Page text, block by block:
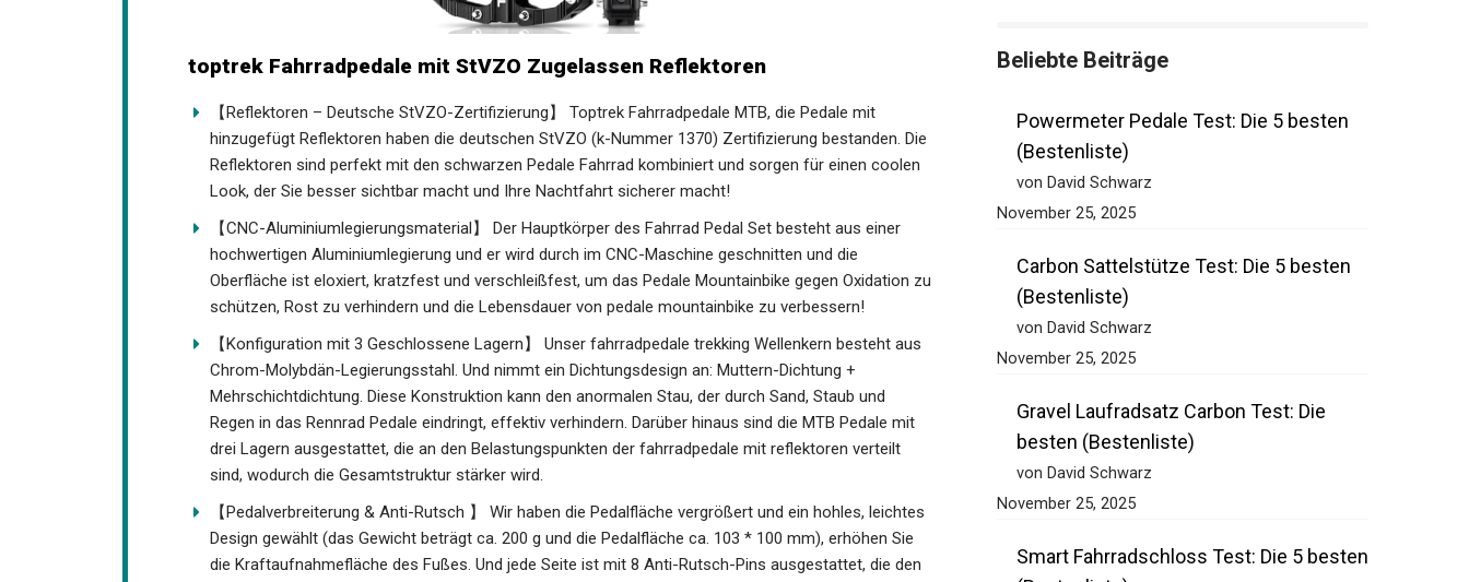
toptrek Fahrradpedale mit StVZO Zugelassen Reflektoren
【Reflektoren – Deutsche StVZO-Zertifizierung】 Toptrek Fahrradpedale MTB, die Pedale mit
hinzugefügt Reflektoren haben die deutschen StVZO (k-Nummer 1370) Zertifizierung bestanden.
Die Reflektoren sind perfekt mit den schwarzen Pedale Fahrrad kombiniert und sorgen für einen
coolen Look, der Sie besser sichtbar macht und Ihre Nachtfahrt sicherer macht!
【CNC-Aluminiumlegierungsmaterial】 Der Hauptkörper des Fahrrad Pedal Set besteht aus einer
hochwertigen Aluminiumlegierung und er wird durch im CNC-Maschine geschnitten und die
Oberfläche ist eloxiert, kratzfest und verschleißfest, um das Pedale Mountainbike gegen Oxidation
zu schützen, Rost zu verhindern und die Lebensdauer von pedale mountainbike zu verbessern!
【Konfiguration mit 3 Geschlossene Lagern】 Unser fahrradpedale trekking Wellenkern besteht
aus Chrom-Molybdän-Legierungsstahl. Und nimmt ein Dichtungsdesign an: Muttern-Dichtung +
Mehrschichtdichtung. Diese Konstruktion kann den anormalen Stau, der durch Sand, Staub und
Regen in das Rennrad Pedale eindringt, effektiv verhindern. Darüber hinaus sind die MTB Pedale mit
drei Lagern ausgestattet, die an den Belastungspunkten der fahrradpedale mit reflektoren verteilt
sind, wodurch die Gesamtstruktur stärker wird.
【Pedalverbreiterung & Anti-Rutsch 】 Wir haben die Pedalfläche vergrößert und ein hohles,
leichtes Design gewählt (das Gewicht beträgt ca. 200 g und die Pedalfläche ca. 103 * 100 mm),
erhöhen Sie die Kraftaufnahmefläche des Fußes. Und jede Seite ist mit 8 Anti-Rutsch-Pins
Powermeter Pedale Test: Die 5 besten
(Bestenliste)
von David Schwarz
Carbon Sattelstütze Test: Die 5 besten
(Bestenliste)
von David Schwarz
Gravel Laufradsatz Carbon Test: Die
besten (Bestenliste)
von David Schwarz